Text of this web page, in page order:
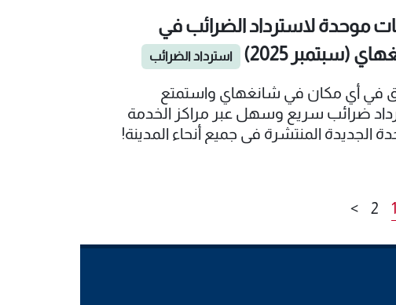
موحدة لاسترداد الضرائب في
(سبتمبر 2025)
استرداد الضرائب
في أي مكان في شانغهاي واستمتع
ضرائب سريع وسهل عبر مراكز الخدمة
الجديدة المنتشرة في جميع أنحاء المدينة!
1
2
>